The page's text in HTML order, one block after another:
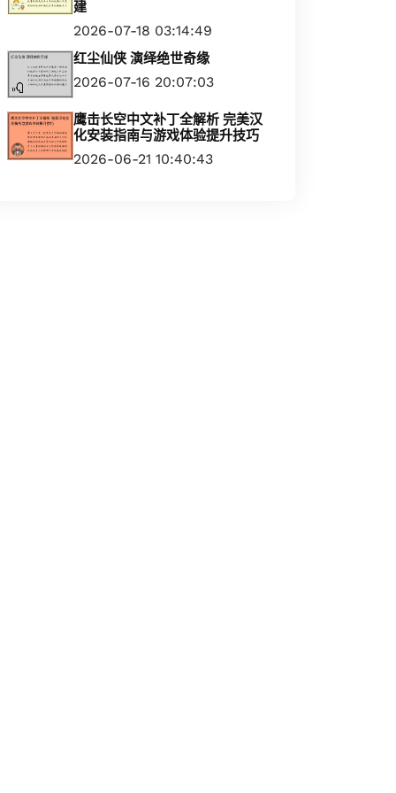
建
2026-07-18 03:14:49
红尘仙侠 演绎绝世奇缘
2026-07-16 20:07:03
鹰击长空中文补丁全解析 完美汉
化安装指南与游戏体验提升技巧
2026-06-21 10:40:43